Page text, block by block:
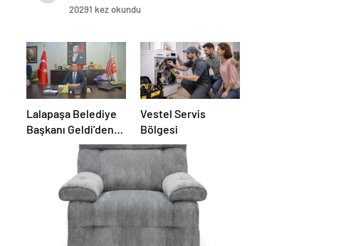
20291 kez okundu
Lalapaşa Belediye
Başkanı Geldi’den
klima yanıtı!
Vestel Servis
Bölgesi